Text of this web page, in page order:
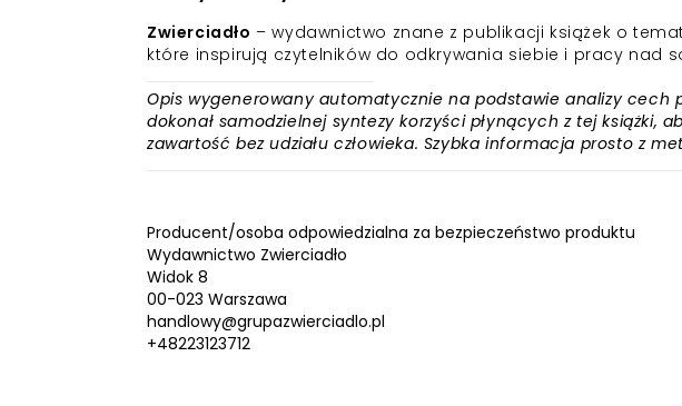
Zwierciadło – wydawnictwo znane z publikacji książek o
które inspirują czytelników do odkrywania siebie i pracy nad
Opis wygenerowany automatycznie na podstawie analizy cech
dokonał samodzielnej syntezy korzyści płynących z tej książki,
zawartość bez udziału człowieka. Szybka informacja prosto z
Producent/osoba odpowiedzialna za bezpieczeństwo produktu
Wydawnictwo Zwierciadło
Widok 8
00-023 Warszawa
handlowy@grupazwierciadlo.pl
+48223123712